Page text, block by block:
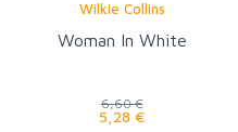
Wilkie Collins
Woman In White
6,60 €
5,28 €